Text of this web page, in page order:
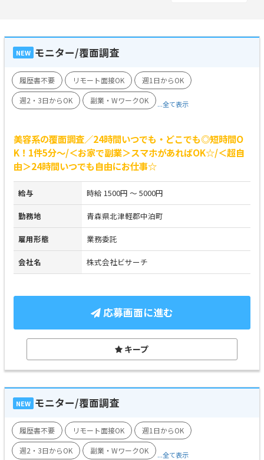
NEW モニター/覆面調査
履歴書不要 リモート面接OK
週1日からOK
週2・3日からOK
副業・WワークOK ...全て表示
美容系の覆面調査／24時間いつでも・どこでも◎短時間O
K！1件5分～/＜お家で副業＞スマホがあればOK☆/＜超自
由＞24時間いつでも自由にお仕事☆
給与 時給 1500円 ～ 5000円
勤務地 青森県北津軽郡中泊町
雇用形態 業務委託
会社名 株式会社ビサーチ
応募画面に進む
キープ
NEW モニター/覆面調査
履歴書不要 リモート面接OK
週1日からOK
週2・3日からOK
副業・WワークOK ...全て表示